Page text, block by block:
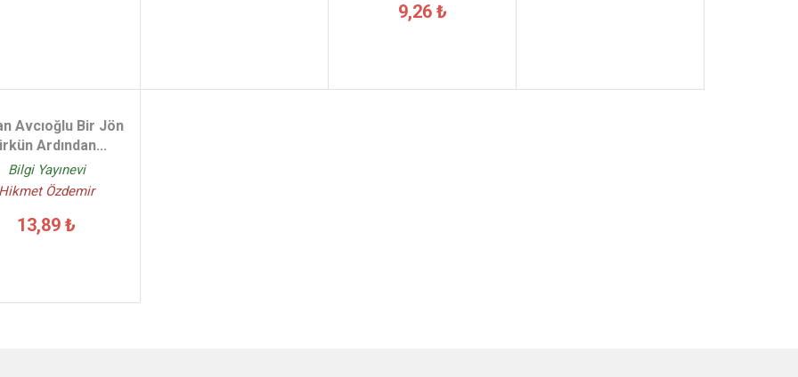
9,26 ₺
Avcıoğlu Bir Jön
Ardından...
Bilgi Yayınevi
Hikmet Özdemir
13,89 ₺